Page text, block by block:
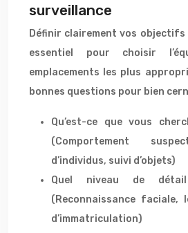
surveillance
Définir clairement vos objectifs
essentiel pour choisir
emplacements les plus
bonnes questions pour bien
Qu’est-ce que vous
(Comportement
d’individus, suivi d’objets)
Quel niveau de
(Reconnaissance faciale,
d’immatriculation)